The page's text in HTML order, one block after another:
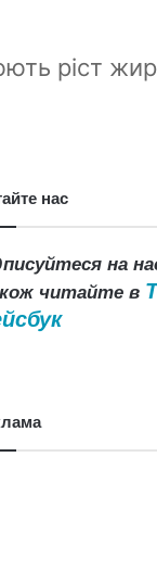
ріст
нас
на
читайте в